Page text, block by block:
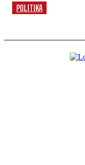
POLITIKA